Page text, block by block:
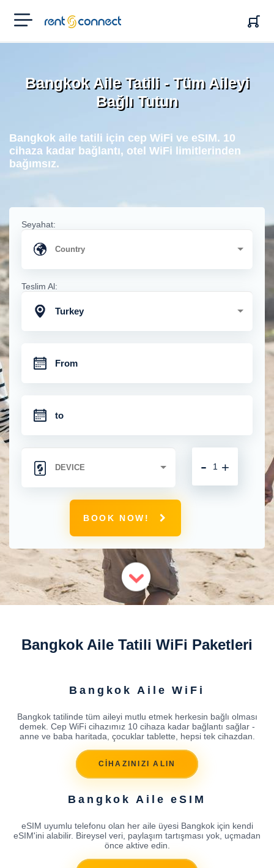
RENT'N
CONNECT
Bangkok Aile Tatili - Tüm Aileyi
Bağlı Tutun
Bangkok aile tatili için cep WiFi ve eSIM. 10
cihaza kadar bağlantı, otel WiFi limitlerinden
bağımsız.
Seyahat:
Teslim Al:
Turkey
+
-
BOOK NOW!
Bangkok Aile Tatili WiFi Paketleri
Bangkok Aile WiFi
Bangkok tatilinde tüm aileyi mutlu etmek herkesin bağlı olması
demek. Cep WiFi cihazımız 10 cihaza kadar bağlantı sağlar -
anne ve baba haritada, çocuklar tablette, hepsi tek cihazdan.
CİHAZINIZI ALIN
Bangkok Aile eSIM
eSIM uyumlu telefonu olan her aile üyesi Bangkok için kendi
eSIM'ini alabilir. Bireysel veri, paylaşım tartışması yok, uçmadan
önce aktive edin.